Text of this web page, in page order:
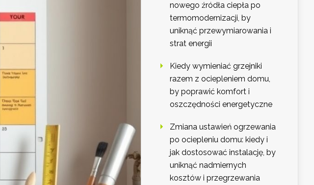
nowego źródła ciepła po
termomodernizacji, by
uniknąć przewymiarowania i
strat energii
Kiedy wymieniać grzejniki
razem z ociepleniem domu,
by poprawić komfort i
oszczędności energetyczne
Zmiana ustawień ogrzewania
po ociepleniu domu: kiedy i
jak dostosować instalację, by
uniknąć nadmiernych
kosztów i przegrzewania